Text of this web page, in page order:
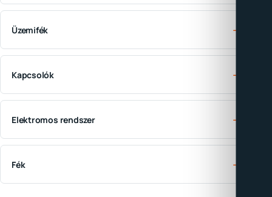
Üzemifék →
Kapcsolók →
Elektromos rendszer →
Fék →